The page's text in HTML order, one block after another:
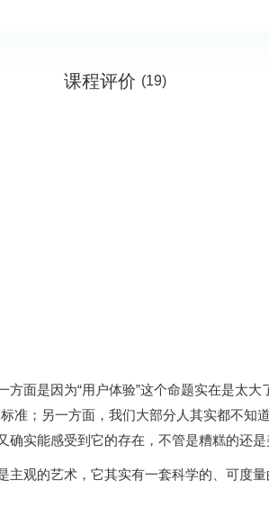
课程评价 (19)
面是因为“用户体验”这个命题实在是太大
准；另一方面，我们大部分人其实都不知
实能感受到它的存在，不管是糟糕的还是
观的艺术，它其实有一套科学的、可度